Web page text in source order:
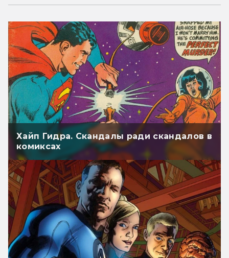
Хайп Гидра. Скандалы ради скандалов в
комиксах